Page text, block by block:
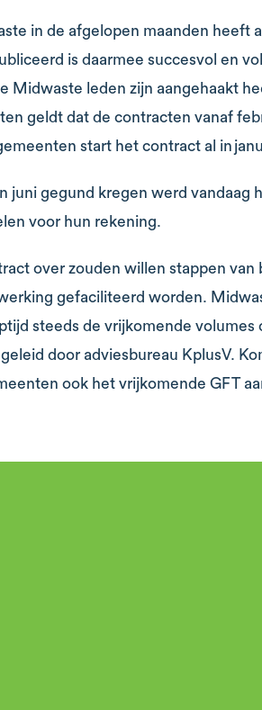
in de afgelopen maanden heeft
is daarmee succesvol en
Midwaste leden zijn aangehaakt
geldt dat de contracten vanaf
start het contract al in
juni gegund kregen werd
voor hun rekening.
over zouden willen stappen van
gefaciliteerd worden.
steeds de vrijkomende volumes
door adviesbureau KplusV.
ook het vrijkomende GFT